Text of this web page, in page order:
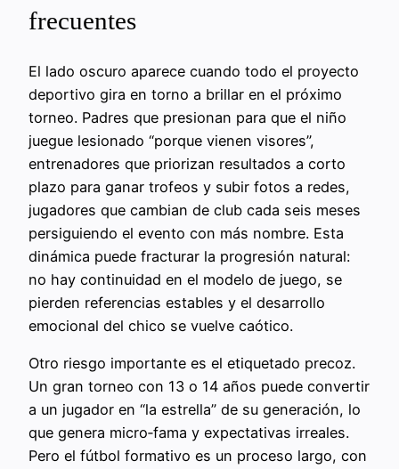
frecuentes
El lado oscuro aparece cuando todo el proyecto
deportivo gira en torno a brillar en el próximo
torneo. Padres que presionan para que el niño
juegue lesionado “porque vienen visores”,
entrenadores que priorizan resultados a corto
plazo para ganar trofeos y subir fotos a redes,
jugadores que cambian de club cada seis meses
persiguiendo el evento con más nombre. Esta
dinámica puede fracturar la progresión natural:
no hay continuidad en el modelo de juego, se
pierden referencias estables y el desarrollo
emocional del chico se vuelve caótico.
Otro riesgo importante es el etiquetado precoz.
Un gran torneo con 13 o 14 años puede convertir
a un jugador en “la estrella” de su generación, lo
que genera micro‑fama y expectativas irreales.
Pero el fútbol formativo es un proceso largo, con